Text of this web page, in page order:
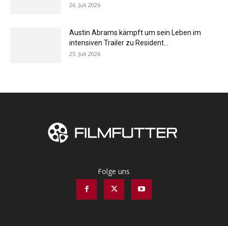
26. Juli 2026
Austin Abrams kämpft um sein Leben im
intensiven Trailer zu Resident...
25. Juli 2026
Folge uns